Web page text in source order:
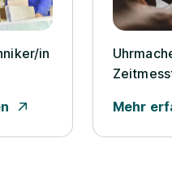
­in
Mehr